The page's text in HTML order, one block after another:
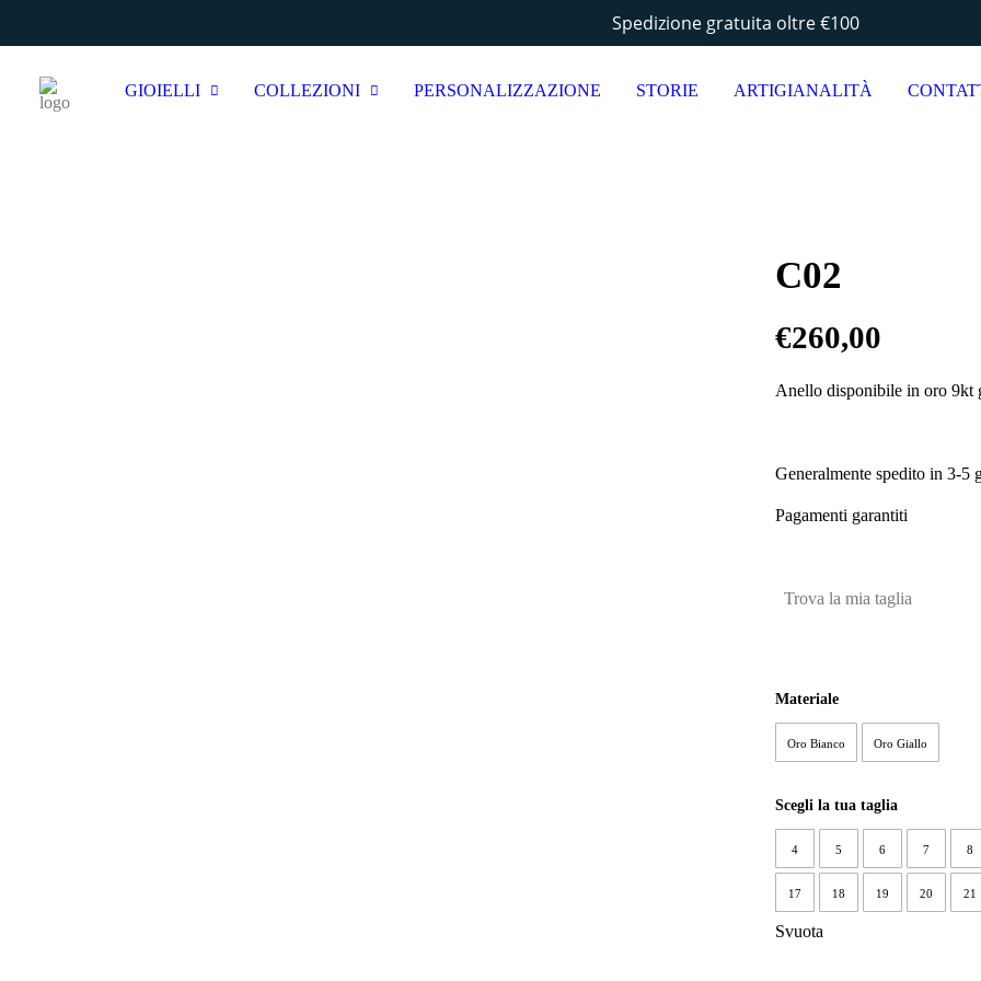
Spedizione gratuita oltre €100
GIOIELLI COLLEZIONI PERSONALIZZAZIONE STORIE ARTIGIANALITÀ
C02
€260,00
Anello disponibile in oro 9kt
Generalmente spedito in 3-5
Pagamenti garantiti
Trova la mia taglia
Materiale
Oro Bianco Oro Giallo
Scegli la tua taglia
4 5 6 7 8
17 18 19 20 21
Svuota